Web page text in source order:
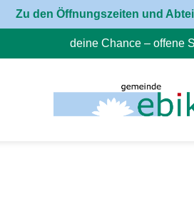
Zu den Öffnungszeiten und
deine Chance – offene